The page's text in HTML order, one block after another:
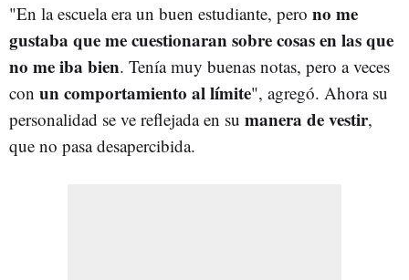
"En la escuela era un buen estudiante, pero no me
gustaba que me cuestionaran sobre cosas en las que
no me iba bien. Tenía muy buenas notas, pero a veces
con un comportamiento al límite", agregó. Ahora su
personalidad se ve reflejada en su manera de vestir,
que no pasa desapercibida.